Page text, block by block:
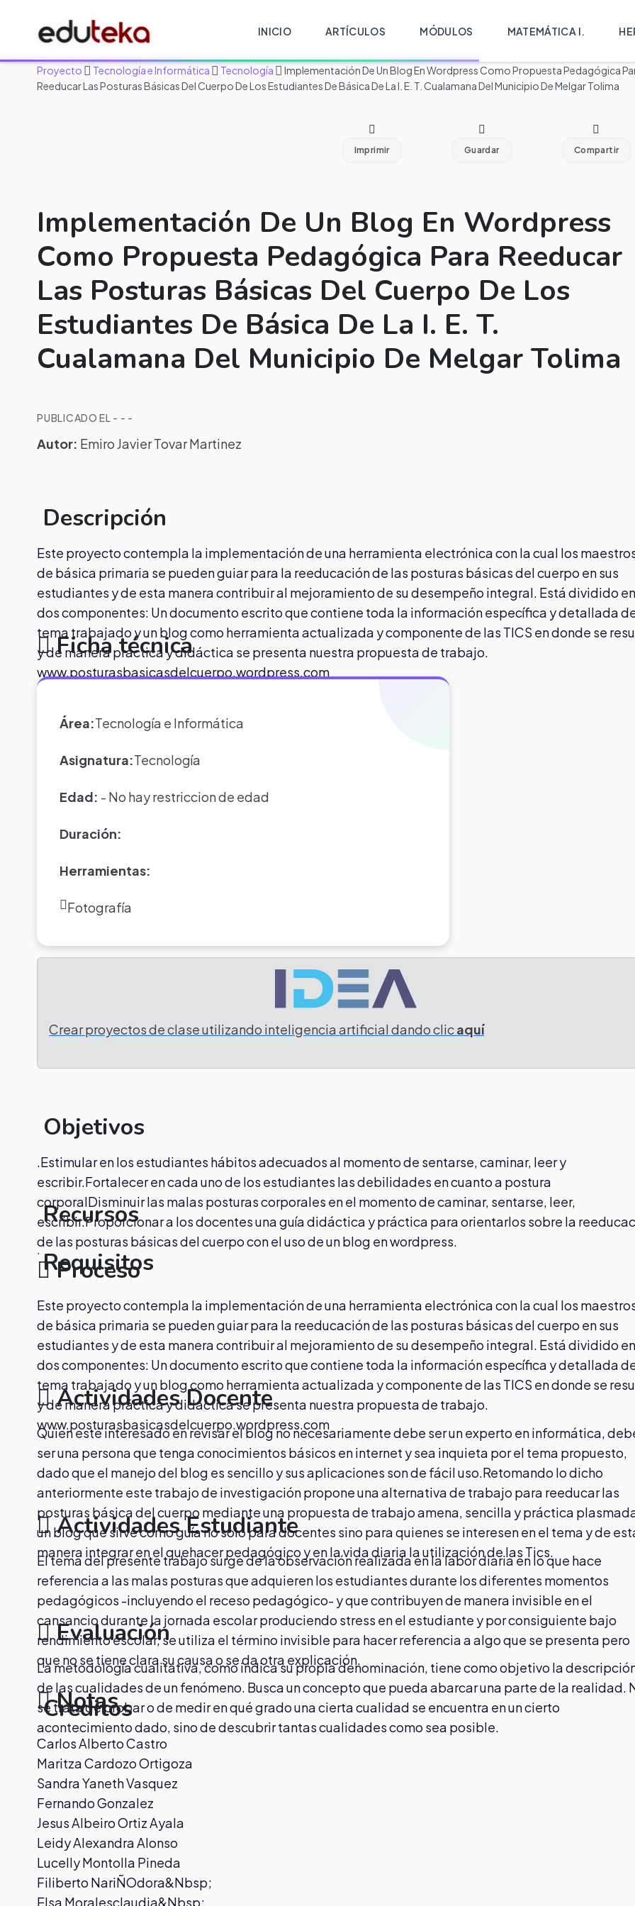
INICIO ARTÍCULOS MÓDULOS MATEMÁTICA I.
Proyecto Tecnología e Informática Tecnología
Implementación De Un Blog En Wordpress Como Propuesta Pedagógica
Reeducar Las Posturas Básicas Del Cuerpo De Los Estudiantes De Básica De La I. E. T. Cualamana Del Municipio De Melgar Tolima
Imprimir Guardar Compartir
Implementación De Un Blog En Wordpress
Como Propuesta Pedagógica Para Reeducar
Las Posturas Básicas Del Cuerpo De Los
Estudiantes De Básica De La I. E. T.
Cualamana Del Municipio De Melgar Tolima
PUBLICADO EL - - -
Autor: Emiro Javier Tovar Martinez
Descripción
Este proyecto contempla la implementación de una herramienta electrónica con la cual los
de básica primaria se pueden guiar para la reeducación de las posturas básicas del cuerpo en sus
estudiantes y de esta manera contribuir al mejoramiento de su desempeño integral. Está dividido
dos componentes: Un documento escrito que contiene toda la información específica y detallada
tema trabajado y un blog como herramienta actualizada y componente de las TICS en donde se
y de manera práctica y didáctica se presenta nuestra propuesta de trabajo.
www.posturasbasicasdelcuerpo.wordpress.com
Ficha técnica
Área:Tecnología e Informática
Asignatura:Tecnología
Edad: - No hay restriccion de edad
Duración:
Herramientas:
Fotografía
Crear proyectos de clase utilizando inteligencia artificial dando clicaquí
Objetivos
.Estimular en los estudiantes hábitos adecuados al momento de sentarse, caminar, leer y
escribir.Fortalecer en cada uno de los estudiantes las debilidades en cuanto a postura
corporalDisminuir las malas posturas corporales en el momento de caminar, sentarse, leer,
escribir.Proporcionar a los docentes una guía didáctica y práctica para orientarlos sobre la
de las posturas básicas del cuerpo con el uso de un blog en wordpress.
Recursos
.Requisitos
.
Proceso
Este proyecto contempla la implementación de una herramienta electrónica con la cual los
de básica primaria se pueden guiar para la reeducación de las posturas básicas del cuerpo en sus
estudiantes y de esta manera contribuir al mejoramiento de su desempeño integral. Está dividido
dos componentes: Un documento escrito que contiene toda la información específica y detallada
tema trabajado y un blog como herramienta actualizada y componente de las TICS en donde se
y de manera práctica y didáctica se presenta nuestra propuesta de trabajo.
www.posturasbasicasdelcuerpo.wordpress.com
Actividades Docente
Quien esté interesado en revisar el blog no necesariamente debe ser un experto en informática,
ser una persona que tenga conocimientos básicos en internet y sea inquieta por el tema propuesto,
dado que el manejo del blog es sencillo y sus aplicaciones son de fácil uso.Retomando lo dicho
anteriormente este trabajo de investigación propone una alternativa de trabajo para reeducar las
posturas básica del cuerpo mediante una propuesta de trabajo amena, sencilla y práctica
un blog que sirve como guía no solo para docentes sino para quienes se interesen en el tema y de
manera integrar en el quehacer pedagógico y en la vida diaria la utilización de las Tics.
Actividades Estudiante
El tema del presente trabajo surge de la observación realizada en la labor diaria en lo que hace
referencia a las malas posturas que adquieren los estudiantes durante los diferentes momentos
pedagógicos -incluyendo el receso pedagógico- y que contribuyen de manera invisible en el
cansancio durante la jornada escolar produciendo stress en el estudiante y por consiguiente bajo
rendimiento escolar, se utiliza el término invisible para hacer referencia a algo que se presenta pero
que no se tiene clara su causa o se da otra explicación.
Evaluación
La metodología cualitativa, como indica su propia denominación, tiene como objetivo la
de las cualidades de un fenómeno. Busca un concepto que pueda abarcar una parte de la realidad.
se trata de probar o de medir en qué grado una cierta cualidad se encuentra en un cierto
acontecimiento dado, sino de descubrir tantas cualidades como sea posible.
Notas
.
Creditos
Carlos Alberto Castro
Maritza Cardozo Ortigoza
Sandra Yaneth Vasquez
Fernando Gonzalez
Jesus Albeiro Ortiz Ayala
Leidy Alexandra Alonso
Lucelly Montolla Pineda
Filiberto NariÑOdora&Nbsp;
Elsa Moralesclaudia&Nbsp;